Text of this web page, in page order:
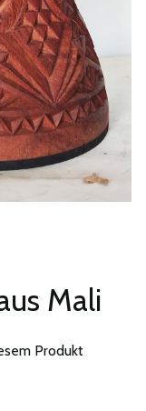
Mali
Produkt